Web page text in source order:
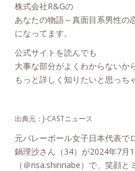
株式会社R&Gの
あなたの物語～真面目系男性の
になってます。
公式サイトを読んでも
大事な部分がよくわからないか
もっと詳しく知りたいと思っち
出典元：J-CASTニュース
元バレーボール女子日本代表で
鍋理沙さん（34）が2024年7月
（＠risa.shinnabe）で、笑顔